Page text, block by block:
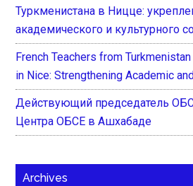
Туркменистана в Ницце:
академического и культурного
French Teachers from
in Nice: Strengthening Academic
Действующий председатель
Центра ОБСЕ в Ашхабаде
Archives